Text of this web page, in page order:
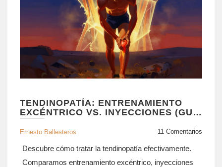
TENDINOPATÍA: ENTRENAMIENTO
EXCÉNTRICO VS. INYECCIONES (GUÍA
COMPLETA)
Ernesto Ballesteros 11 Comentarios
Descubre cómo tratar la tendinopatía efectivamente.
Comparamos entrenamiento excéntrico, inyecciones